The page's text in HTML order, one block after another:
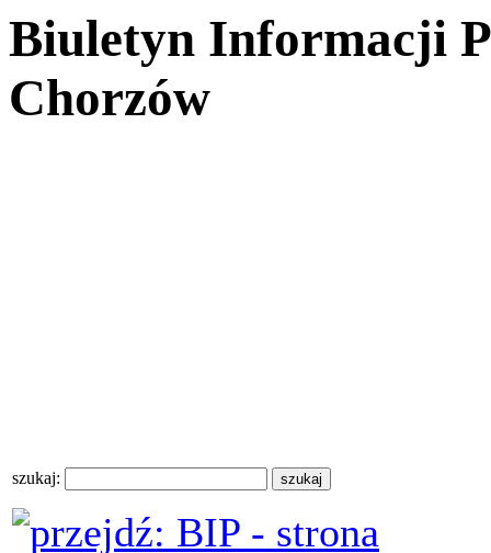
Biuletyn Informacji
Chorzów
szukaj: